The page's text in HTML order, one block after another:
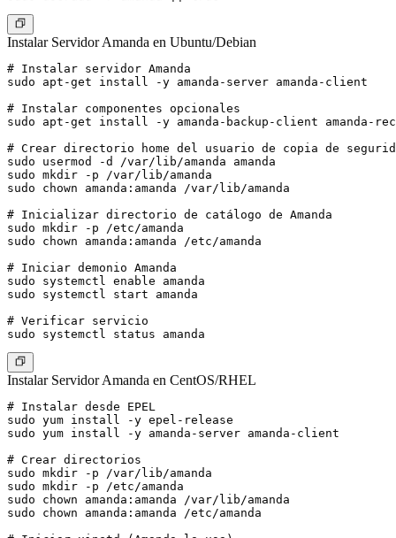
Instalar Servidor Amanda en Ubuntu/Debian
# Instalar servidor Amanda
sudo apt-get install -y amanda-server amanda-client
# Instalar componentes opcionales
sudo apt-get install -y amanda-backup-client amanda-
# Crear directorio home del usuario de copia de
sudo usermod -d /var/lib/amanda amanda
sudo mkdir -p /var/lib/amanda
sudo chown amanda:amanda /var/lib/amanda
# Inicializar directorio de catálogo de Amanda
sudo mkdir -p /etc/amanda
sudo chown amanda:amanda /etc/amanda
# Iniciar demonio Amanda
sudo systemctl enable amanda
sudo systemctl start amanda
# Verificar servicio
Instalar Servidor Amanda en CentOS/RHEL
# Instalar desde EPEL
sudo yum install -y epel-release
sudo yum install -y amanda-server amanda-client
# Crear directorios
sudo mkdir -p /var/lib/amanda
sudo mkdir -p /etc/amanda
sudo chown amanda:amanda /var/lib/amanda
sudo chown amanda:amanda /etc/amanda